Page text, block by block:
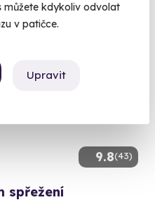
můžete kdykoliv odvolat
v patičce.
Upravit
9.8(43)
spřežení